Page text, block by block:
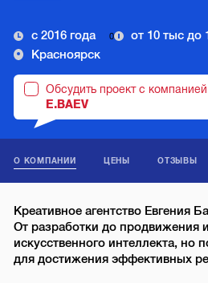
с 2016 года 0
от 10 тыс до
Красноярск
Обсудить проект с компанией
E.BAEV
О КОМПАНИИ ЦЕНЫ ОТЗЫВЫ
Креативное агентство Евгения
От разработки до продвижения
искусственного интеллекта, но
для достижения эффективных